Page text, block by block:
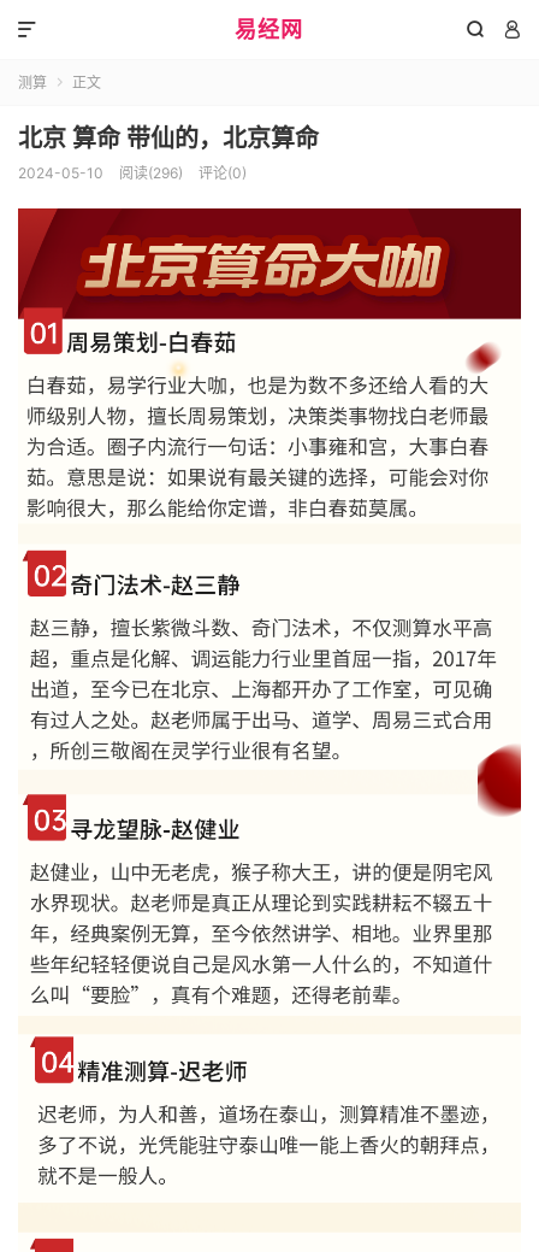
易经网  

测算  正文
北京 算命 带仙的，北京算命
2024-05-10 阅读(296) 评论(0)